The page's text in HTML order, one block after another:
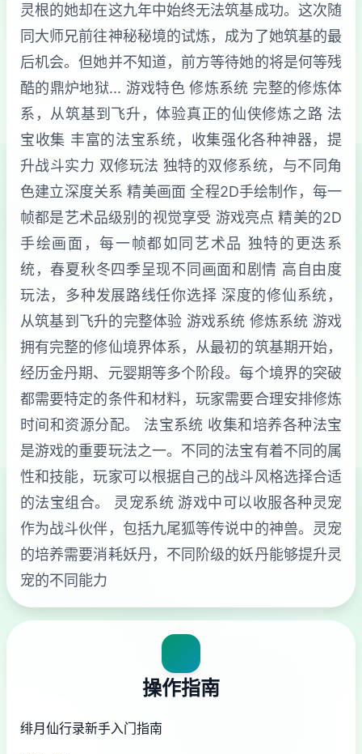
灵根的她却在这九年中始终无法筑基成功。这次随
同大师兄前往神秘秘境的试炼，成为了她筑基的最
后机会。但她并不知道，前方等待她的将是何等残
酷的鼎炉地狱... 游戏特色 修炼系统 完整的修炼体
系，从筑基到飞升，体验真正的仙侠修炼之路 法
宝收集 丰富的法宝系统，收集强化各种神器，提
升战斗实力 双修玩法 独特的双修系统，与不同角
色建立深度关系 精美画面 全程2D手绘制作，每一
帧都是艺术品级别的视觉享受 游戏亮点 精美的2D
手绘画面，每一帧都如同艺术品 独特的更迭系
统，春夏秋冬四季呈现不同画面和剧情 高自由度
玩法，多种发展路线任你选择 深度的修仙系统，
从筑基到飞升的完整体验 游戏系统 修炼系统 游戏
拥有完整的修仙境界体系，从最初的筑基期开始，
经历金丹期、元婴期等多个阶段。每个境界的突破
都需要特定的条件和材料，玩家需要合理安排修炼
时间和资源分配。 法宝系统 收集和培养各种法宝
是游戏的重要玩法之一。不同的法宝有着不同的属
性和技能，玩家可以根据自己的战斗风格选择合适
的法宝组合。 灵宠系统 游戏中可以收服各种灵宠
作为战斗伙伴，包括九尾狐等传说中的神兽。灵宠
的培养需要消耗妖丹，不同阶级的妖丹能够提升灵
宠的不同能力
操作指南
绯月仙行录新手入门指南